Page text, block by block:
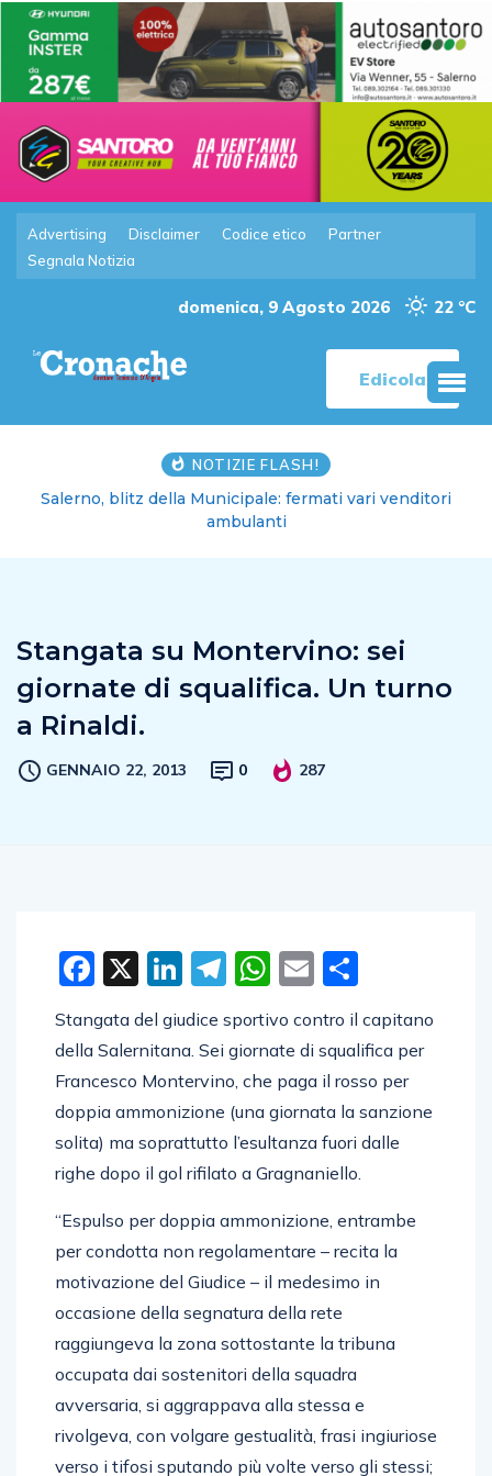
Advertising Disclaimer Codice etico
Partner
Segnala Notizia
domenica, 9 Agosto 2026 22 °C
Edicola
NOTIZIE FLASH!
Salerno, blitz della Municipale: fermati vari venditori
ambulanti
Stangata su Montervino: sei
giornate di squalifica. Un turno
a Rinaldi.
GENNAIO 22, 2013 0 287
Facebook
X LinkedIn
Telegram
WhatsApp
Email
Stangata del giudice sportivo contro il capitano
della Salernitana. Sei giornate di squalifica per
Francesco Montervino, che paga il rosso per
doppia ammonizione (una giornata la sanzione
solita) ma soprattutto l’esultanza fuori dalle
righe dopo il gol rifilato a Gragnaniello.
“Espulso per doppia ammonizione, entrambe
per condotta non regolamentare – recita la
motivazione del Giudice – il medesimo in
occasione della segnatura della rete
raggiungeva la zona sottostante la tribuna
occupata dai sostenitori della squadra
avversaria, si aggrappava alla stessa e
rivolgeva, con volgare gestualità, frasi ingiuriose
verso i tifosi sputando più volte verso gli stessi;